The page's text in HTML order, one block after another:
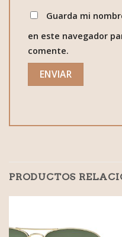
Guarda mi
en este navegador
comente.
PRODUCTOS